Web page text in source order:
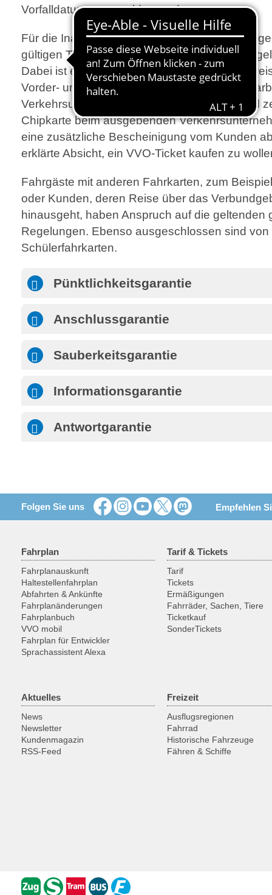
Vorfalldatum ange­meldet werden.
Für die Inanspruchnahme der
gültigen Tickets zum VVO-Tarif für die
Dabei ist eine Kopie des genutzten
Vorder- und Rückseite, einzureichen. Das
Verkehrsunternehmen prüft die räumliche und
Chipkarte beim ausgebenden
eine zusätzliche Bescheinigung vom Kunden
erklärte Absicht, ein VVO-Ticket kaufen zu
Fahrgäste mit anderen Fahrkarten, zum
oder Kunden, deren Reise über das
hinausgeht, haben Anspruch auf die geltenden
Regelungen. Ebenso ausgeschlossen sind
Schülerfahrkarten.
Pünktlichkeitsgarantie
Anschlussgarantie
Sauberkeitsgarantie
Informationsgarantie
Antwortgarantie
Folgen Sie uns Empfehlen
Fahrplan
Fahrplanauskunft
Haltestellenfahrplan
Abfahrten & Ankünfte
Fahrplanänderungen
Fahrplanbuch
VVO mobil
Fahrplan für Entwickler
Sprachassistent Alexa
Tarif & Tickets
Tarif
Tickets
Ermäßigungen
Fahrräder, Sachen, Tiere
Ticketkauf
SonderTickets
Aktuelles
News
Newsletter
Kundenmagazin
RSS-Feed
Freizeit
Ausflugsregionen
Fahrrad
Historische Fahrzeuge
Fähren & Schiffe